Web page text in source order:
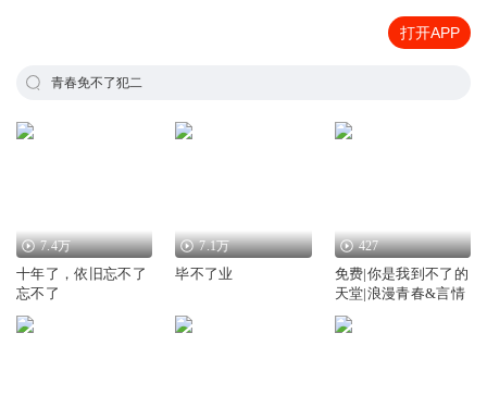
打开APP
青春免不了犯二
7.4万
十年了，依旧忘不了
忘不了
7.1万
毕不了业
427
免费|你是我到不了的
天堂|浪漫青春&言情